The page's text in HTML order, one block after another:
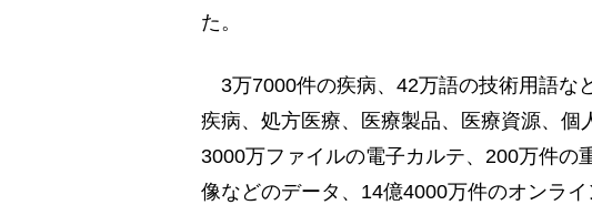
た。
3万7000件の疾病、42万語の技術用語な
疾病、処方医療、医療製品、医療資源、個
3000万ファイルの電子カルテ、200万件の
像などのデータ、14億4000万件のオンラ